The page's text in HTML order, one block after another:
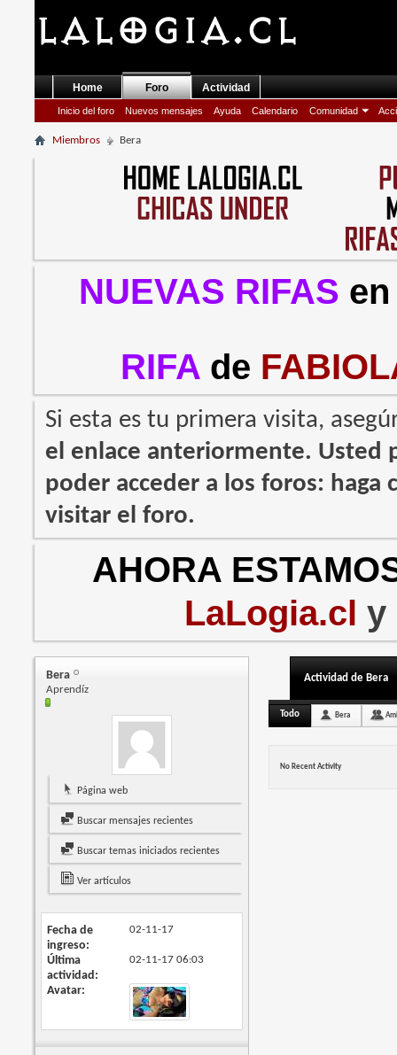
Home Foro
Inicio del foro Nuevos mensajes Ayuda Calendario Comunidad
Actividad
Miembros Bera
NUEVAS RIFAS en
RIFA de
Si esta es tu primera visita,
el enlace anteriormente. Usted
poder acceder a los foros: haga
visitar el foro.
AHORA
LaLogia.cl y
Bera
Aprendíz
Página web
Buscar mensajes recientes
Buscar temas iniciados recientes
Ver artículos
Fecha de
ingreso
02-11-17
Última
actividad
02-11-1706:03
Avatar
Actividad de Bera
Todo Bera
No Recent Activity